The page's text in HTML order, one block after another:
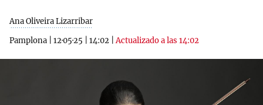
Ana Oliveira Lizarribar
Pamplona
12·05·25 14:02 |Actualizado a las 14:02